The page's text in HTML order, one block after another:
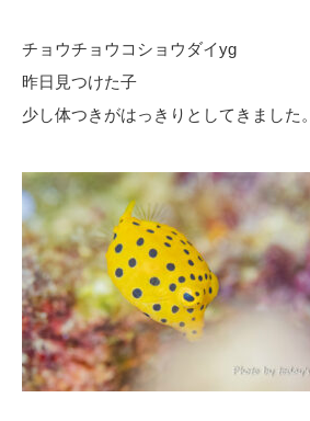
チョウチョウコショウダイyg
昨日見つけた子
少し体つきがはっきりとしてきました。